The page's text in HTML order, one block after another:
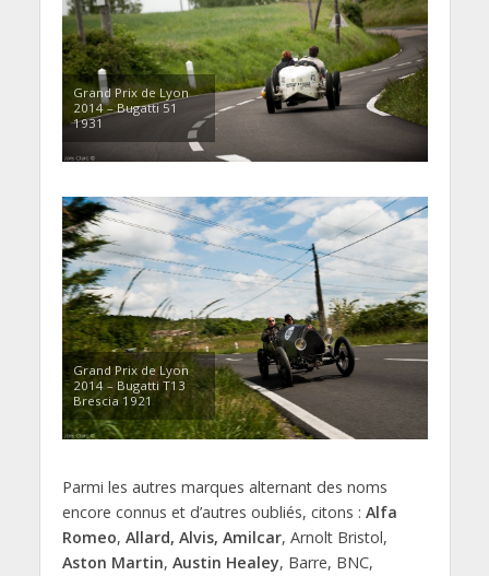
Grand Prix de Lyon
2014 – Bugatti 51
1931
Grand Prix de Lyon
2014 – Bugatti T13
Brescia 1921
Parmi les autres marques alternant des noms
encore connus et d’autres oubliés, citons : Alfa
Romeo, Allard, Alvis, Amilcar, Arnolt Bristol,
Aston Martin, Austin Healey, Barre, BNC,